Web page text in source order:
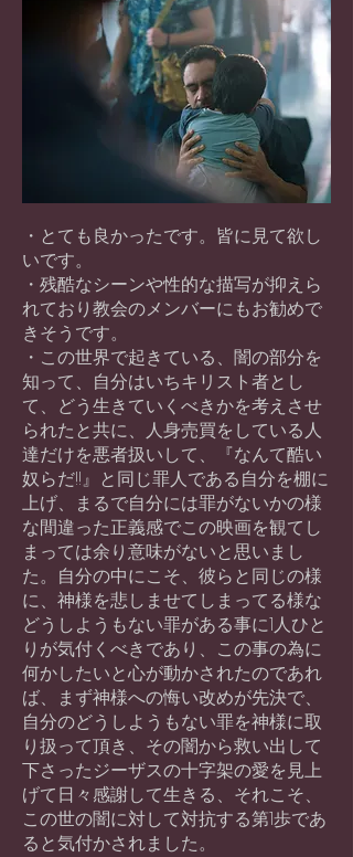
・とても良かったです。皆に見て欲し
いです。
・残酷なシーンや性的な描写が抑えら
れており教会のメンバーにもお勧めで
きそうです。
・この世界で起きている、闇の部分を
知って、自分はいちキリスト者とし
て、どう生きていくべきかを考えさせ
られたと共に、人身売買をしている人
達だけを悪者扱いして、『なんて酷い
奴らだ!!』と同じ罪人である自分を棚に
上げ、まるで自分には罪がないかの様
な間違った正義感でこの映画を観てし
まっては余り意味がないと思いまし
た。自分の中にこそ、彼らと同じの様
に、神様を悲しませてしまってる様な
どうしようもない罪がある事に1人ひと
りが気付くべきであり、この事の為に
何かしたいと心が動かされたのであれ
ば、まず神様への悔い改めが先決で、
自分のどうしようもない罪を神様に取
り扱って頂き、その闇から救い出して
下さったジーザスの十字架の愛を見上
げて日々感謝して生きる、それこそ、
この世の闇に対して対抗する第1歩であ
ると気付かされました。